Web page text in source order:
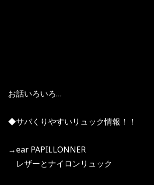
お話いろいろ…
◆サバくりやすいリュック情報！！
→ear PAPILLONNER
レザーとナイロンリュック